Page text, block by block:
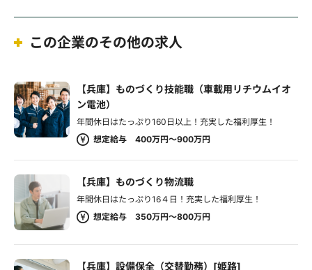
この企業のその他の求人
【兵庫】ものづくり技能職（車載用リチウムイオ
ン電池）
年間休日はたっぷり160日以上！充実した福利厚生！
想定給与 400万円～900万円
【兵庫】ものづくり物流職
年間休日はたっぷり16４日！充実した福利厚生！
想定給与 350万円～800万円
【兵庫】設備保全（交替勤務）[姫路]